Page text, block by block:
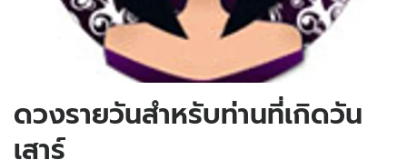
ดวงรายวันสำหรับท่านที่เกิดวัน
เสาร์